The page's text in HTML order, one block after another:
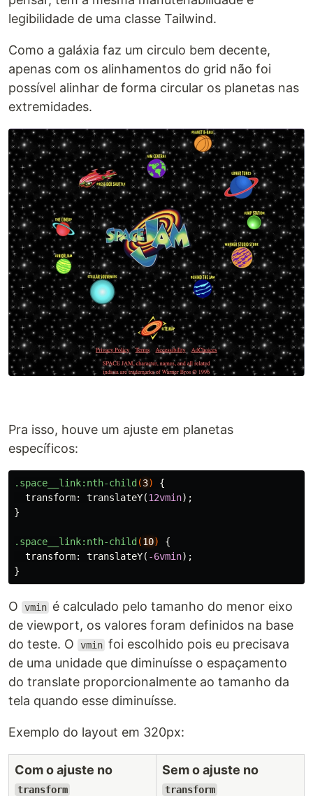
legibilidade de uma classe Tailwind.
Como a galáxia faz um circulo bem decente,
apenas com os alinhamentos do grid não foi
possível alinhar de forma circular os planetas nas
extremidades.
Pra isso, houve um ajuste em planetas
específicos:
.space__link:nth-child (3)
{
transform: translateY(12vmin);
}
.space__link:nth-child (10)
{
transform: translateY( -6vmin);
}
O vmin é calculado pelo tamanho do menor eixo
de viewport, os valores foram definidos na base
do teste. O
vmin foi escolhido pois eu precisava
de uma unidade que diminuísse o espaçamento
do translate proporcionalmente ao tamanho da
tela quando esse diminuísse.
Exemplo do layout em 320px:
Com o ajuste no
transform
Sem o ajuste no
transform